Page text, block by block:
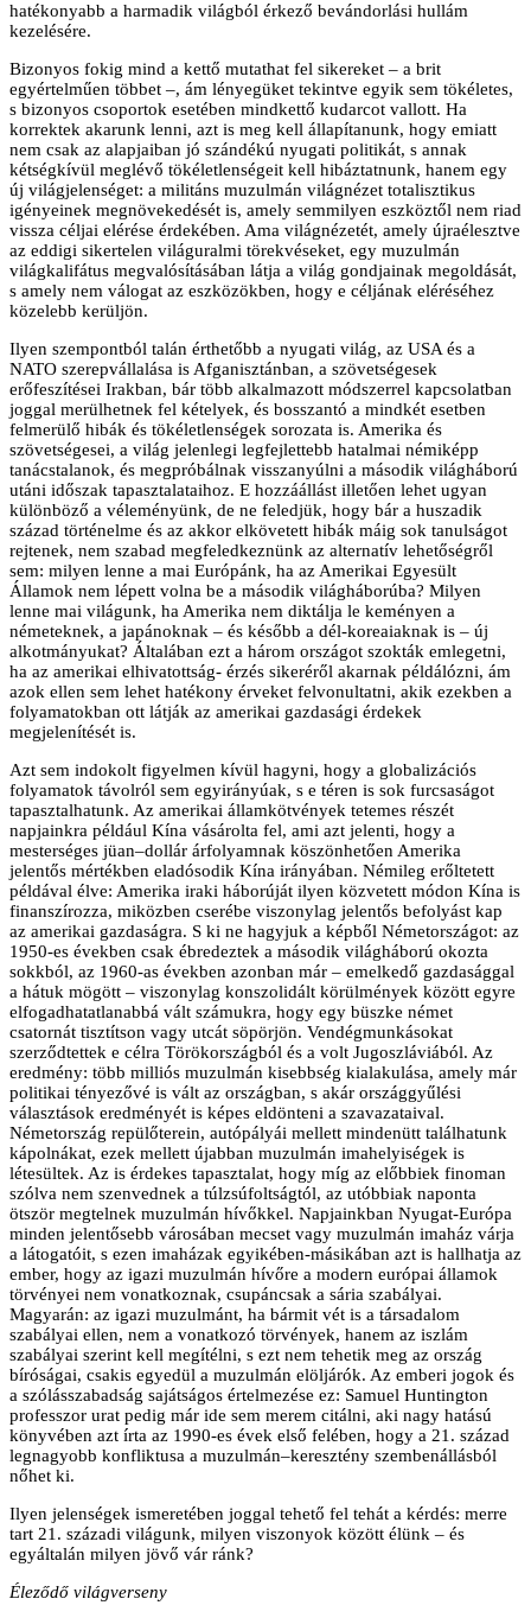
hatékonyabb a harmadik világból érkező bevándorlási hullám
kezelésére.
Bizonyos fokig mind a kettő mutathat fel sikereket – a brit
egyértelműen többet –, ám lényegüket tekintve egyik sem tökéletes,
s bizonyos csoportok esetében mindkettő kudarcot vallott. Ha
korrektek akarunk lenni, azt is meg kell állapítanunk, hogy emiatt
nem csak az alapjaiban jó szándékú nyugati politikát, s annak
kétségkívül meglévő tökéletlenségeit kell hibáztatnunk, hanem egy
új világjelenséget: a militáns muzulmán világnézet totalisztikus
igényeinek megnövekedését is, amely semmilyen eszköztől nem riad
vissza céljai elérése érdekében. Ama világnézetét, amely újraélesztve
az eddigi sikertelen világuralmi törekvéseket, egy muzulmán
világkalifátus megvalósításában látja a világ gondjainak megoldását,
s amely nem válogat az eszközökben, hogy e céljának eléréséhez
közelebb kerüljön.
Ilyen szempontból talán érthetőbb a nyugati világ, az USA és a
NATO szerepvállalása is Afganisztánban, a szövetségesek
erőfeszítései Irakban, bár több alkalmazott módszerrel kapcsolatban
joggal merülhetnek fel kételyek, és bosszantó a mindkét esetben
felmerülő hibák és tökéletlenségek sorozata is. Amerika és
szövetségesei, a világ jelenlegi legfejlettebb hatalmai némiképp
tanácstalanok, és megpróbálnak visszanyúlni a második világháború
utáni időszak tapasztalataihoz. E hozzáállást illetően lehet ugyan
különböző a véleményünk, de ne feledjük, hogy bár a huszadik
század történelme és az akkor elkövetett hibák máig sok tanulságot
rejtenek, nem szabad megfeledkeznünk az alternatív lehetőségről
sem: milyen lenne a mai Európánk, ha az Amerikai Egyesült
Államok nem lépett volna be a második világháborúba? Milyen
lenne mai világunk, ha Amerika nem diktálja le keményen a
németeknek, a japánoknak – és később a dél-koreaiaknak is – új
alkotmányukat? Általában ezt a három országot szokták emlegetni,
ha az amerikai elhivatottság- érzés sikeréről akarnak példálózni, ám
azok ellen sem lehet hatékony érveket felvonultatni, akik ezekben a
folyamatokban ott látják az amerikai gazdasági érdekek
megjelenítését is.
Azt sem indokolt figyelmen kívül hagyni, hogy a globalizációs
folyamatok távolról sem egyirányúak, s e téren is sok furcsaságot
tapasztalhatunk. Az amerikai államkötvények tetemes részét
napjainkra például Kína vásárolta fel, ami azt jelenti, hogy a
mesterséges jüan–dollár árfolyamnak köszönhetően Amerika
jelentős mértékben eladósodik Kína irányában. Némileg erőltetett
példával élve: Amerika iraki háborúját ilyen közvetett módon Kína is
finanszírozza, miközben cserébe viszonylag jelentős befolyást kap
az amerikai gazdaságra. S ki ne hagyjuk a képből Németországot: az
1950-es években csak ébredeztek a második világháború okozta
sokkból, az 1960-as években azonban már – emelkedő gazdasággal
a hátuk mögött – viszonylag konszolidált körülmények között egyre
elfogadhatatlanabbá vált számukra, hogy egy büszke német
csatornát tisztítson vagy utcát söpörjön. Vendégmunkásokat
szerződtettek e célra Törökországból és a volt Jugoszláviából. Az
eredmény: több milliós muzulmán kisebbség kialakulása, amely már
politikai tényezővé is vált az országban, s akár országgyűlési
választások eredményét is képes eldönteni a szavazataival.
Németország repülőterein, autópályái mellett mindenütt találhatunk
kápolnákat, ezek mellett újabban muzulmán imahelyiségek is
létesültek. Az is érdekes tapasztalat, hogy míg az előbbiek finoman
szólva nem szenvednek a túlzsúfoltságtól, az utóbbiak naponta
ötször megtelnek muzulmán hívőkkel. Napjainkban Nyugat-Európa
minden jelentősebb városában mecset vagy muzulmán imaház várja
a látogatóit, s ezen imaházak egyikében-másikában azt is hallhatja az
ember, hogy az igazi muzulmán hívőre a modern európai államok
törvényei nem vonatkoznak, csupáncsak a sária szabályai.
Magyarán: az igazi muzulmánt, ha bármit vét is a társadalom
szabályai ellen, nem a vonatkozó törvények, hanem az iszlám
szabályai szerint kell megítélni, s ezt nem tehetik meg az ország
bíróságai, csakis egyedül a muzulmán elöljárók. Az emberi jogok és
a szólásszabadság sajátságos értelmezése ez: Samuel Huntington
professzor urat pedig már ide sem merem citálni, aki nagy hatású
könyvében azt írta az 1990-es évek első felében, hogy a 21. század
legnagyobb konfliktusa a muzulmán–keresztény szembenállásból
nőhet ki.
Ilyen jelenségek ismeretében joggal tehető fel tehát a kérdés: merre
tart 21. századi világunk, milyen viszonyok között élünk – és
egyáltalán milyen jövő vár ránk?
Éleződő világverseny